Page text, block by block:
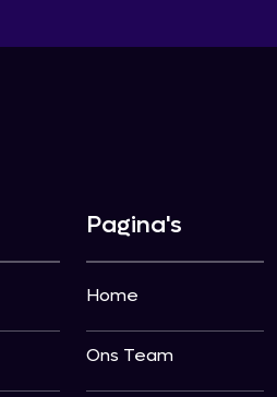
Pagina's
Home
Ons Team